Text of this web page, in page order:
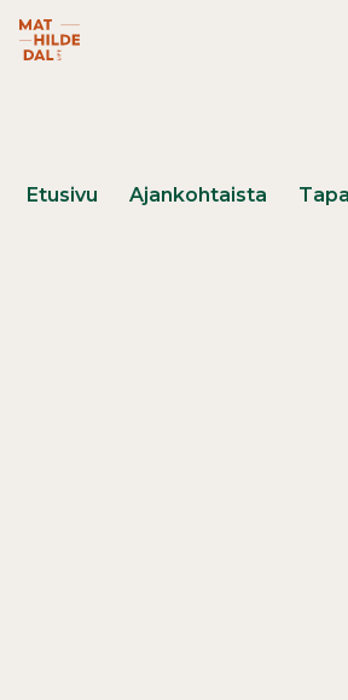
Mathildedal Life -verkkosivusto
Päävalikko
Etusivu Ajankohtaista